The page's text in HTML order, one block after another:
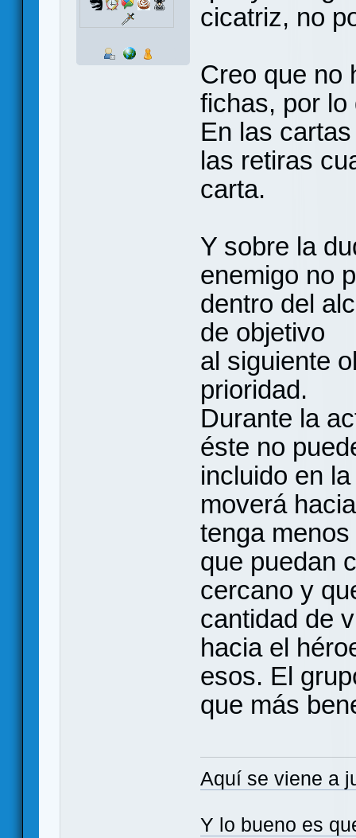
cicatriz, no
Creo que no
fichas, por lo
En las
las retiras
carta.
Y sobre la
enemigo no
dentro del
de objetivo
al siguiente
prioridad.
Durante la
éste no
incluido en
moverá
tenga
que puedan
cercano y
cantidad de
hacia el
esos. El
que más
Aquí se viene a
Y lo bueno es